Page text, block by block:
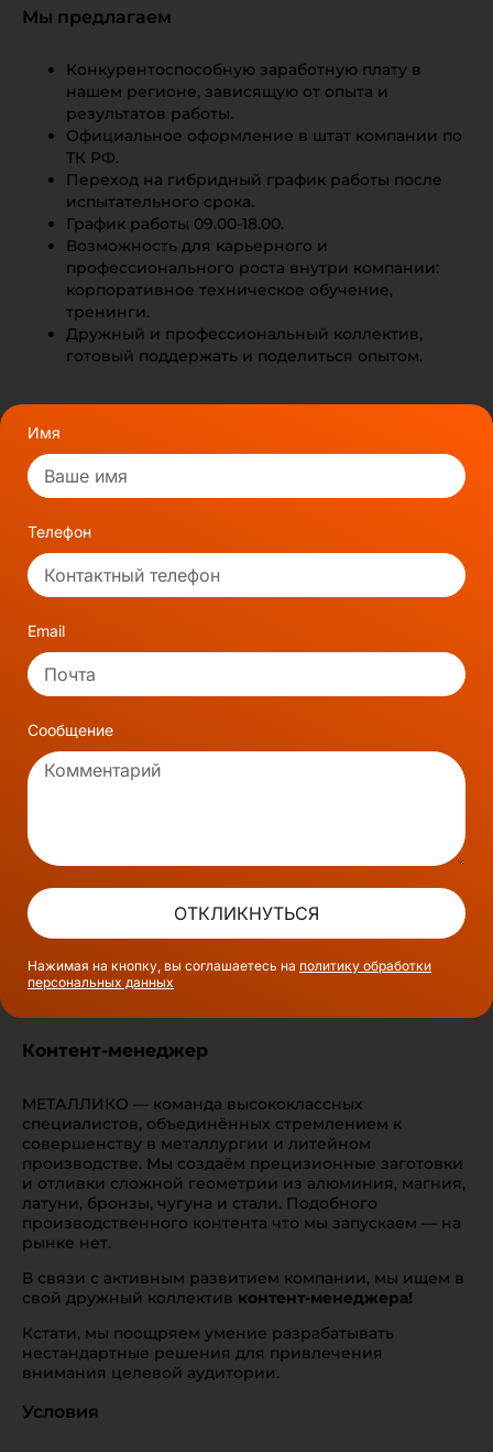
Мы предлагаем
Конкурентоспособную заработную плату в
нашем регионе, зависящую от опыта и
результатов работы.
Официальное оформление в штат компании по
ТК РФ.
Переход на гибридный график работы после
испытательного срока.
График работы 09.00-18.00.
Возможность для карьерного и
профессионального роста внутри компании:
корпоративное техническое обучение,
тренинги.
Дружный и профессиональный коллектив,
готовый поддержать и поделиться опытом.
Имя
Телефон
Email
Сообщение
ОТКЛИКНУТЬСЯ
Нажимая на кнопку, вы соглашаетесь на политику обработки
персональных данных
Контент-менеджер
МЕТАЛЛИКО — команда высококлассных
специалистов, объединённых стремлением к
совершенству в металлургии и литейном
производстве. Мы создаём прецизионные заготовки
и отливки сложной геометрии из алюминия, магния,
латуни, бронзы, чугуна и стали. Подобного
производственного контента что мы запускаем — на
рынке нет.
В связи с активным развитием компании, мы ищем в
свой дружный коллектив контент-менеджера!
Кстати, мы поощряем умение разрабатывать
нестандартные решения для привлечения
внимания целевой аудитории.
Условия